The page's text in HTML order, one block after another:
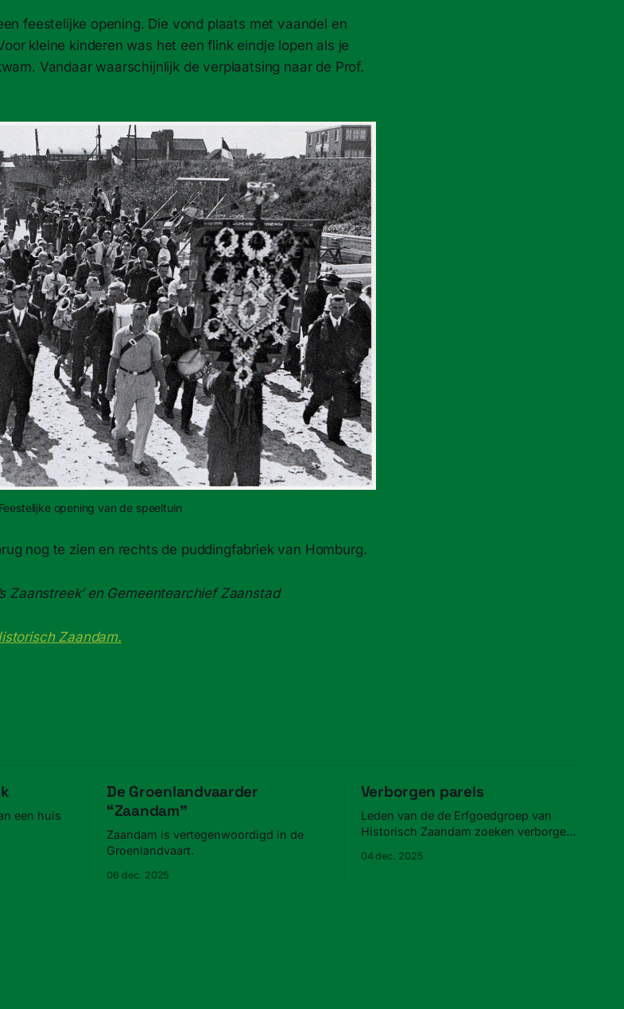
feestelijke opening. Die vond plaats met vaandel en
kleine kinderen was het een flink eindje lopen als je
Vandaar waarschijnlijk de verplaatsing naar de Prof.
Feestelijke opening van de speeltuin
nog te zien en rechts de puddingfabriek van Homburg.
Zaanstreek’ en Gemeentearchief Zaanstad
Zaandam.
een huis
De Groenlandvaarder
“Zaandam”
Zaandam is vertegenwoordigd in de
Groenlandvaart.
06 dec. 2025
Verborgen parels
Leden van de de Erfgoedgroep van
Historisch Zaandam zoeken verborgen
04 dec. 2025